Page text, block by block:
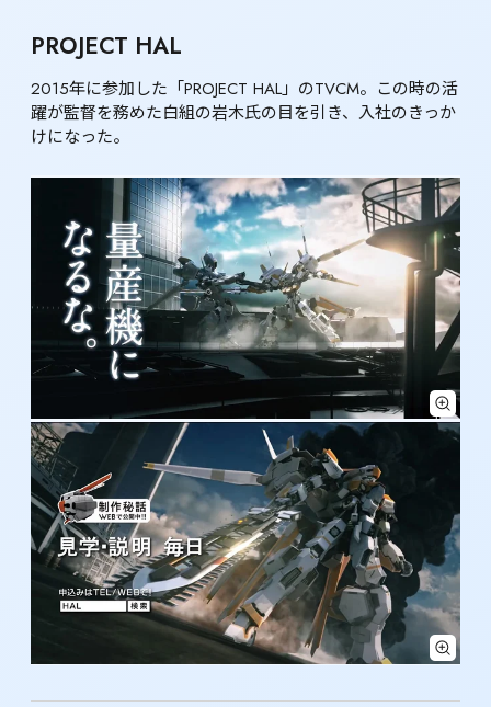
PROJECT HAL
2015年に参加した「PROJECT HAL」のTVCM。この時の活
躍が監督を務めた白組の岩木氏の目を引き、入社のきっか
けになった。